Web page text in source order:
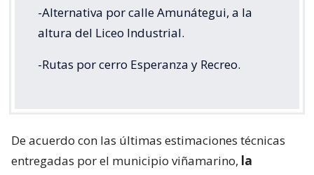
-Alternativa por calle Amunátegui, a la
altura del Liceo Industrial.
-Rutas por cerro Esperanza y Recreo.
De acuerdo con las últimas estimaciones técnicas
entregadas por el municipio viñamarino, la